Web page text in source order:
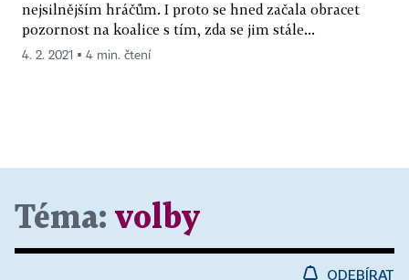
nejsilnějším hráčům. I proto se hned začala obracet
pozornost na koalice s tím, zda se jim stále...
4. 2. 2021 ▪ 4 min. čtení
Téma: volby
ODEBÍRAT